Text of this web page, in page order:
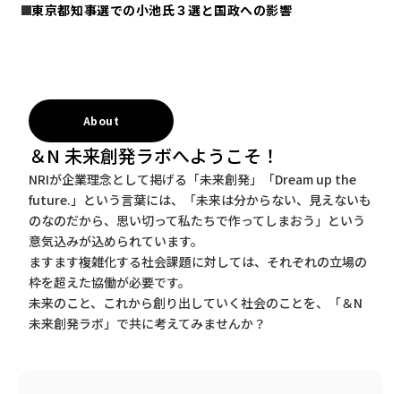
東京都知事選での小池氏３選と国政への影響
About
＆N 未来創発ラボへようこそ！
NRIが企業理念として掲げる「未来創発」「Dream up the
future.」という言葉には、「未来は分からない、見えないも
のなのだから、思い切って私たちで作ってしまおう」という
意気込みが込められています。
ますます複雑化する社会課題に対しては、それぞれの立場の
枠を超えた協働が必要です。
未来のこと、これから創り出していく社会のことを、「＆N
未来創発ラボ」で共に考えてみませんか？